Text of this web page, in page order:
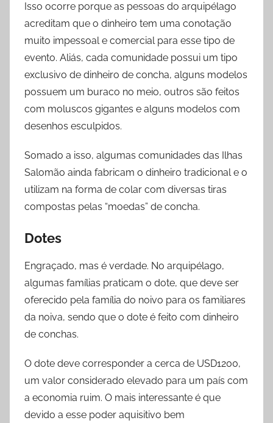
Isso ocorre porque as pessoas do arquipélago
acreditam que o dinheiro tem uma conotação
muito impessoal e comercial para esse tipo de
evento. Aliás, cada comunidade possui um tipo
exclusivo de dinheiro de concha, alguns modelos
possuem um buraco no meio, outros são feitos
com moluscos gigantes e alguns modelos com
desenhos esculpidos.
Somado a isso, algumas comunidades das Ilhas
Salomão ainda fabricam o dinheiro tradicional e o
utilizam na forma de colar com diversas tiras
compostas pelas “moedas” de concha.
Dotes
Engraçado, mas é verdade. No arquipélago,
algumas famílias praticam o dote, que deve ser
oferecido pela família do noivo para os familiares
da noiva, sendo que o dote é feito com dinheiro
de conchas.
O dote deve corresponder a cerca de USD1200,
um valor considerado elevado para um país com
a economia ruim. O mais interessante é que
devido a esse poder aquisitivo bem